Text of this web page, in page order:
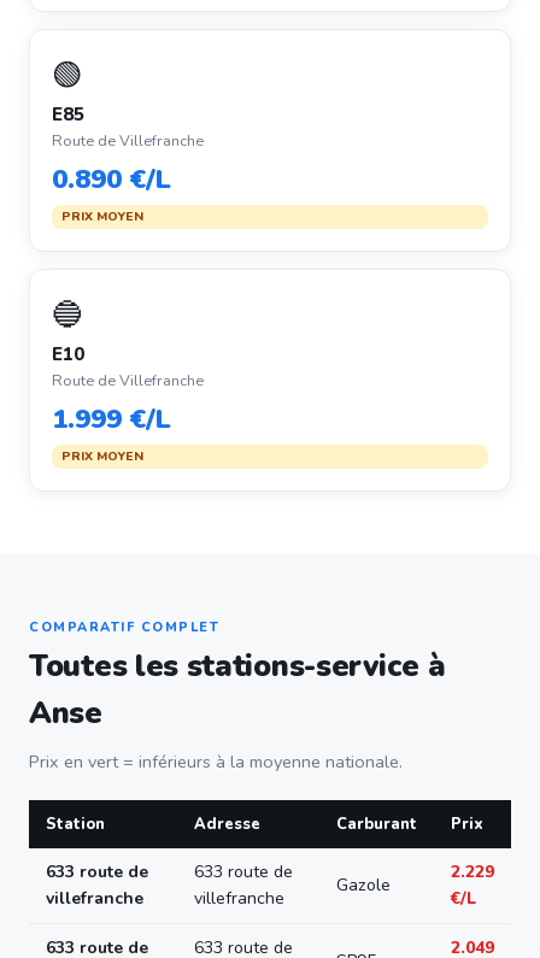
🟢
E85
Route de Villefranche
0.890 €/L
PRIX MOYEN
🔵
E10
Route de Villefranche
1.999 €/L
PRIX MOYEN
COMPARATIF COMPLET
Toutes les stations-service à
Anse
Prix en vert = inférieurs à la moyenne nationale.
Station Adresse Carburant Prix
633 route de
villefranche
633 route de
villefranche
Gazole
2.229
€/L
633 route de 633 route de 2.049